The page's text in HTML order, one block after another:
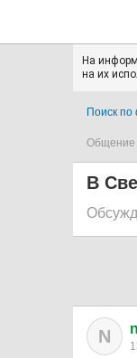
На
на их
Поиск
Общение
В
N